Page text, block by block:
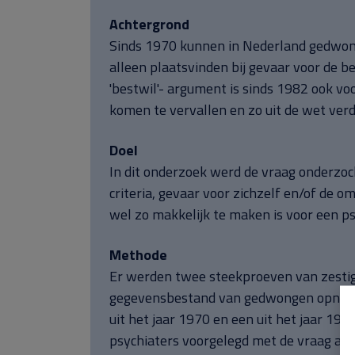
Achtergrond
Sinds 1970 kunnen in Nederland
alleen plaatsvinden bij gevaar voor de
'bestwil'- argument is sinds 1982 ook
komen te vervallen en zo uit de wet
Doel
In dit onderzoek werd de vraag
criteria, gevaar voor zichzelf en/of de
wel zo makkelijk te maken is voor een
Methode
Er werden twee steekproeven van
gegevensbestand van gedwongen
uit het jaar 1970 en een uit het jaar
psychiaters voorgelegd met de vraag